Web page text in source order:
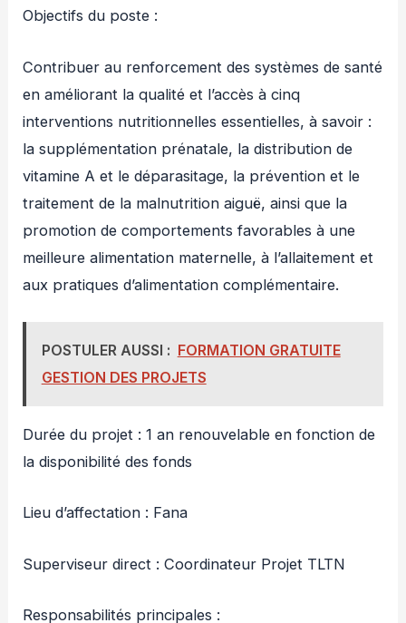
Objectifs du poste :
Contribuer au renforcement des systèmes de santé
en améliorant la qualité et l’accès à cinq
interventions nutritionnelles essentielles, à savoir :
la supplémentation prénatale, la distribution de
vitamine A et le déparasitage, la prévention et le
traitement de la malnutrition aiguë, ainsi que la
promotion de comportements favorables à une
meilleure alimentation maternelle, à l’allaitement et
aux pratiques d’alimentation complémentaire.
POSTULER AUSSI : FORMATION GRATUITE
GESTION DES PROJETS
Durée du projet : 1 an renouvelable en fonction de
la disponibilité des fonds
Lieu d’affectation : Fana
Superviseur direct : Coordinateur Projet TLTN
Responsabilités principales :